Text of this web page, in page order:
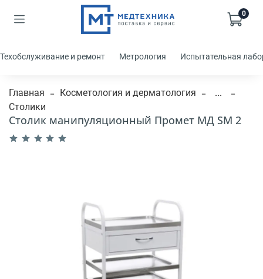
0
Техобслуживание и ремонт Метрология Испытательная
Главная Косметология и дерматология
...
Столики
Столик манипуляционный Промет МД SM 2